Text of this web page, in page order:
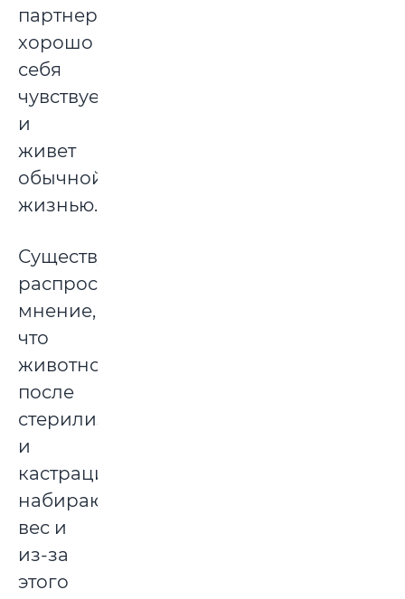
партнера,
хорошо
себя
чувствует
и
живет
обычной
жизнью.
Существует
распространенное
мнение,
что
животное
после
стерилизации
и
кастрации
набирают
вес и
из-за
этого